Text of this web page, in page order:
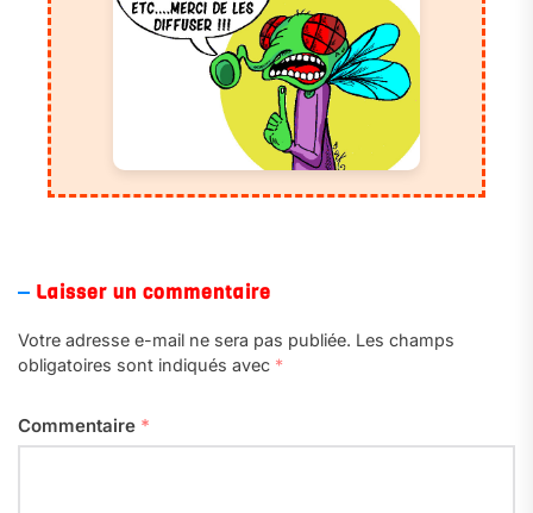
Laisser un commentaire
Votre adresse e-mail ne sera pas publiée. Les champs
obligatoires sont indiqués avec *
Commentaire *